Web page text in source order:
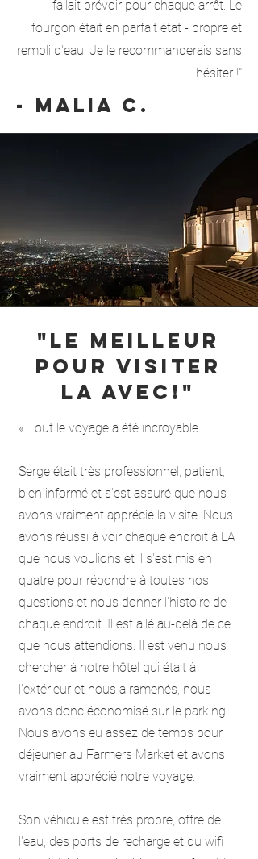
fallait prévoir pour chaque arrêt. Le
fourgon était en parfait état - propre et
rempli d'eau. Je le recommanderais sans
hésiter !"
- Malia C.
"Le meilleur
pour visiter
LA avec!"
« Tout le voyage a été incroyable.
Serge était très professionnel, patient,
bien informé et s'est assuré que nous
avons vraiment apprécié la visite. Nous
avons réussi à voir chaque endroit à LA
que nous voulions et il s'est mis en
quatre pour répondre à toutes nos
questions et nous donner l'histoire de
chaque endroit. Il est allé au-delà de ce
que nous attendions. Il est venu nous
chercher à notre hôtel qui était à
l'extérieur et nous a ramenés, nous
avons donc économisé sur le parking.
Nous avons eu assez de temps pour
déjeuner au Farmers Market et avons
vraiment apprécié notre voyage.
Son véhicule est très propre, offre de
l'eau, des ports de recharge et du wifi